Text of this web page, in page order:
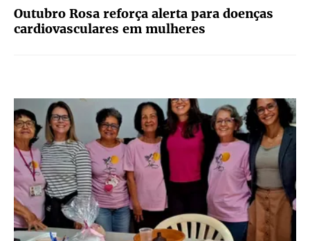
Outubro Rosa reforça alerta para doenças
cardiovasculares em mulheres